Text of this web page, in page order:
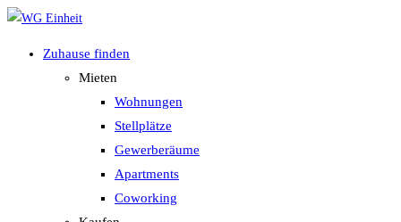
Zum
springen
Zuhause finden
Mieten
Wohnungen
Stellplätze
Gewerberäume
Apartments
Coworking